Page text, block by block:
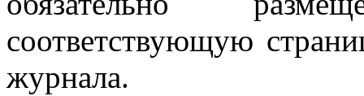
соответствующую
журнала.